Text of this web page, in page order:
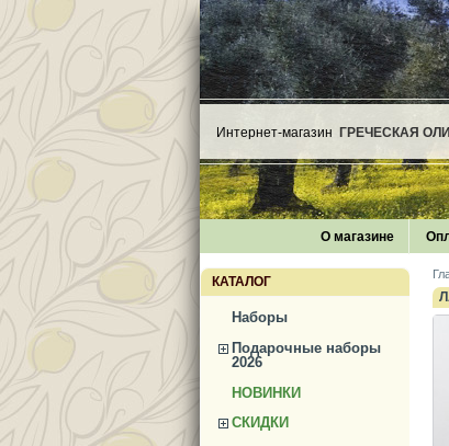
Интернет-магазин ГРЕЧЕСКАЯ
О магазине
КАТАЛОГ
Наборы
Подарочные наборы
2026
НОВИНКИ
СКИДКИ